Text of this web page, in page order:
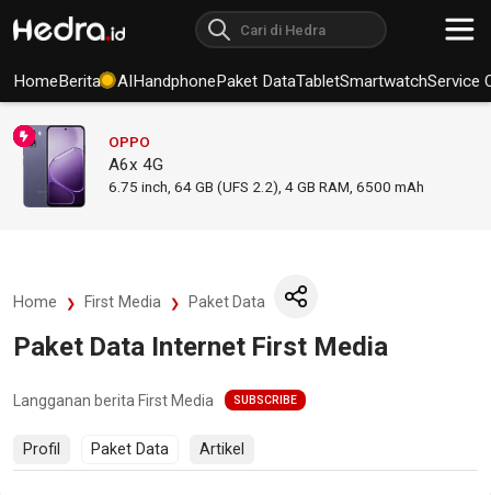
HomeBerita AIHandphonePaket DataTabletSmartwatchService
OPPO
A6x 4G
6.75 inch, 64 GB (UFS 2.2), 4 GB RAM 6500 mAh
Home First Media Paket Data
Paket Data Internet First Media
Langganan berita First Media SUBSCRIBE
Profil Paket Data Artikel